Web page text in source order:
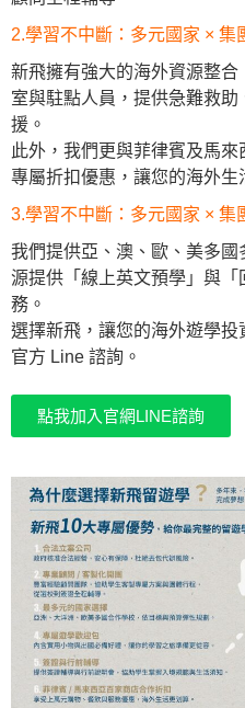
2.學習不中斷：多元國家 × 集
新飛擁有強大的海外資源整
室與駐點人員，提供急難救
援。
此外，我們更與菲律賓及馬
專屬折扣優惠，讓您的海外生
3.學習不中斷：多元國家 × 集
我們提供亞、澳、歐、美多
源提供「線上英文預學」與
務。
選擇新飛，讓您的海外遊學投
官方 Line 諮詢。
點我加入官網LINE諮詢